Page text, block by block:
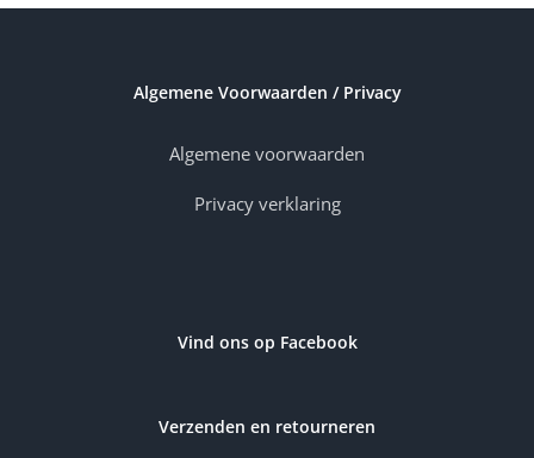
Algemene Voorwaarden / Privacy
Algemene voorwaarden
Privacy verklaring
Vind ons op Facebook
Verzenden en retourneren